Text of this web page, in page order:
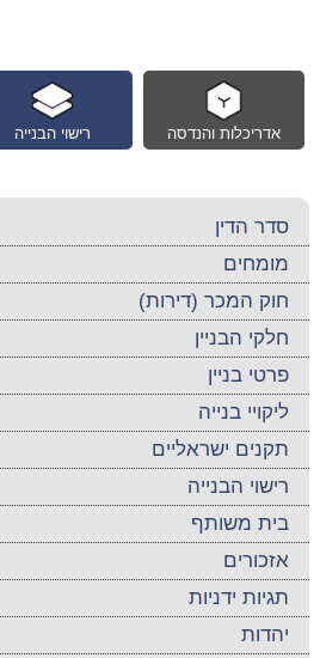
רישוי הבנייה אדריכלות והנדסה
סדר הדין
מומחים
חוק המכר (דירות)
חלקי הבניין
פרטי בניין
ליקויי בנייה
תקנים ישראליים
רישוי הבנייה
בית משותף
אזכורים
תגיות ידניות
יהדות